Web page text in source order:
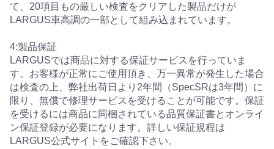
て、20項目もの厳しい検査をクリアした製品だけが
LARGUS車高調の一部として組み込まれています。
4:製品保証
LARGUSでは商品に対する保証サービスを行っていま
す。お客様が正常にご使用頂き、万一異常が発生した場合
は検査の上、弊社出荷日より2年間（SpecSRは3年間）に
限り、無償で修理サービスを受けることが可能です。保証
を受けるには商品に同梱されている品質保証書とオンライ
ン保証登録が必要になります。詳しい保証規程は
LARGUS公式サイトをご確認下さい。